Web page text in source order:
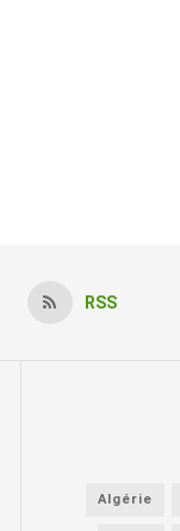
RSS
Algérie